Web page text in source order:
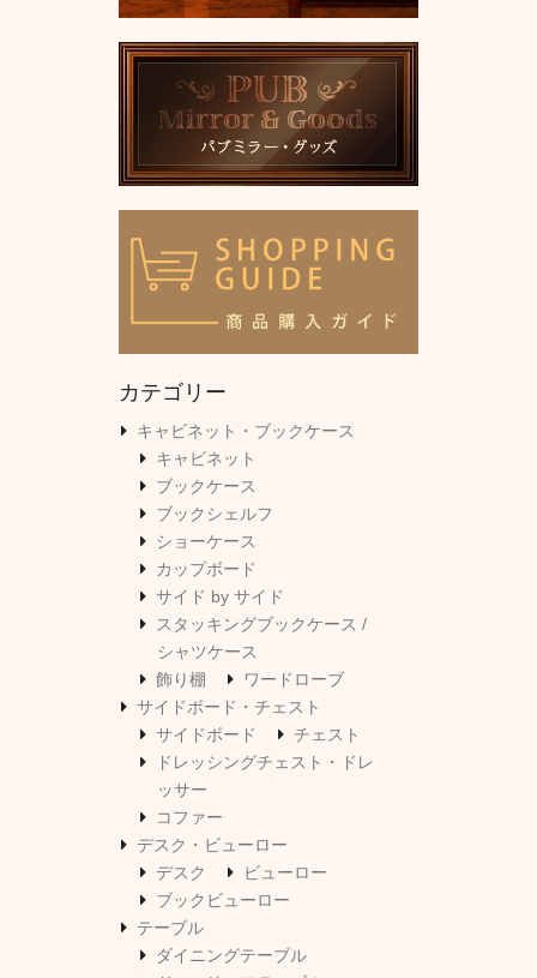
カテゴリー
キャビネット・ブックケース
キャビネット
ブックケース
ブックシェルフ
ショーケース
カップボード
サイド by サイド
スタッキングブックケース /
シャツケース
飾り棚
ワードローブ
サイドボード・チェスト
サイドボード
チェスト
ドレッシングチェスト・ドレ
ッサー
コファー
デスク・ビューロー
デスク
ビューロー
ブックビューロー
テーブル
ダイニングテーブル